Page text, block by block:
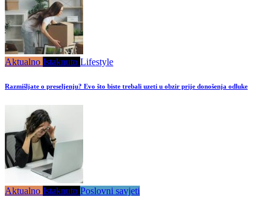
Aktualno Istaknuto Lifestyle
Razmišljate o preseljenju? Evo što biste trebali uzeti u obzir prije donošenja odluke
Aktualno Istaknuto Poslovni savjeti